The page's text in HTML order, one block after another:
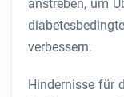
anstreben, um
verbessern.
Hindernisse für